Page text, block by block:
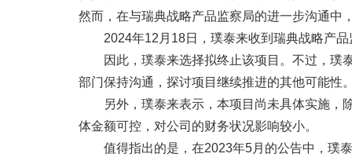
然而，在与瑞典战略产品监察局的进一步沟通中
2024年12月18日，璞泰来收到瑞典战略产
因此，璞泰来选择拟终止该项目。不过，璞
部门保持沟通，探讨项目继续推进的其他可能性
另外，璞泰来表示，本项目尚未具体实施，
体金额可控，对公司的财务状况影响较小。
值得指出的是，在2023年5月的公告中，璞